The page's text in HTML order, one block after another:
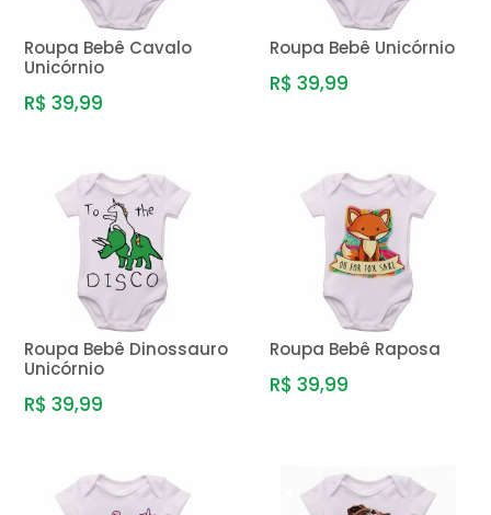
Roupa Bebê Cavalo
Unicórnio
R$ 39,99
Roupa Bebê Unicórnio
R$ 39,99
Roupa Bebê Dinossauro
Unicórnio
R$ 39,99
Roupa Bebê Raposa
R$ 39,99